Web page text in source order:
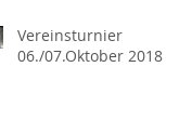
Vereinsturnier
06./07.Oktober 2018